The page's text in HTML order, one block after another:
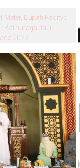
Meter, Bupati Radityo
Balinuraga Jadi
2027